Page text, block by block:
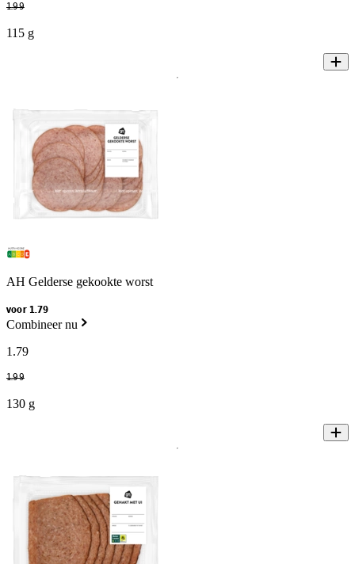
1.99
115 g
AH Gelderse gekookte worst
voor 1.79
Combineer nu
1 .79
1.99
130 g